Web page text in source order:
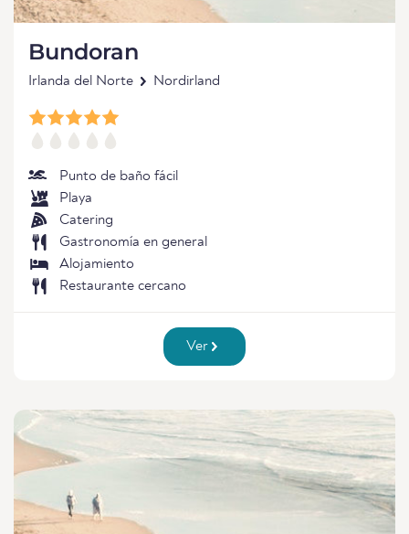
Bundoran
Irlanda del Norte Nordirland
Punto de baño fácil
Playa
Catering
Gastronomía en general
Alojamiento
Restaurante cercano
Ver